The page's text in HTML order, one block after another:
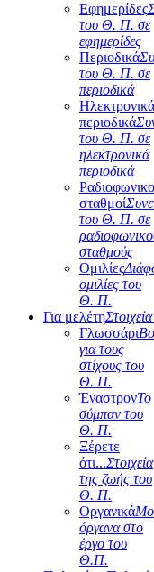
Εφημερίδες
του Θ. Π. σε
εφημερίδες
Περιοδικά
του Θ. Π. σε
περιοδικά
Ηλεκτρονικά
περιοδικά
του Θ. Π. σε
ηλεκτρονικά
περιοδικά
σταθμοί
του Θ. Π. σε
σταθμούς
Ομιλίες
ομιλίες του
Θ. Π.
Για μελέτη
Γλωσσάρι
για τους
στίχους του
Θ. Π.
ΈναστρονΤο
σύμπαν του
Θ. Π.
Ξέρετε
ότι...Στοιχεία
της ζωής του
Θ. Π.
Οργανικά
όργανα στο
έργο του
Θ.Π.